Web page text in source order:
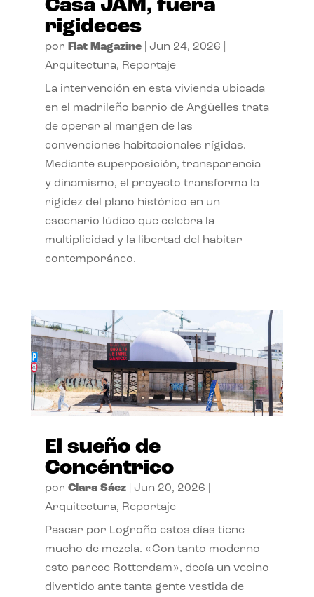
Casa JAM, fuera
rigideces
por Flat Magazine| Jun 24, 2026
Arquitectura, Reportaje
La intervención en esta vivienda ubicada
en el madrileño barrio de Argüelles trata
de operar al margen de las
convenciones habitacionales rígidas.
Mediante superposición, transparencia
y dinamismo, el proyecto transforma la
rigidez del plano histórico en un
escenario lúdico que celebra la
multiplicidad y la libertad del habitar
contemporáneo.
El sueño de
Concéntrico
por Clara Sáez| Jun 20, 2026
Arquitectura, Reportaje
Pasear por Logroño estos días tiene
mucho de mezcla. «Con tanto moderno
esto parece Rotterdam», decía un vecino
divertido ante tanta gente vestida de